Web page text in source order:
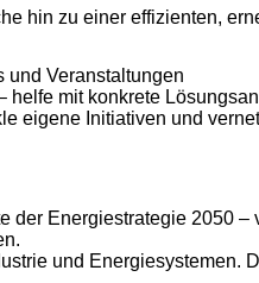
hin zu einer effizienten,
und Veranstaltungen
mit konkrete
eigene Initiativen und
Energiestrategie 2050
und